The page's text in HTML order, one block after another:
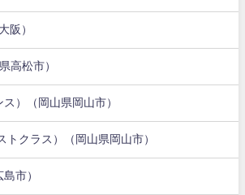
阪）
高松市）
）（岡山県岡山市）
トクラス）（岡山県岡山市）
市）